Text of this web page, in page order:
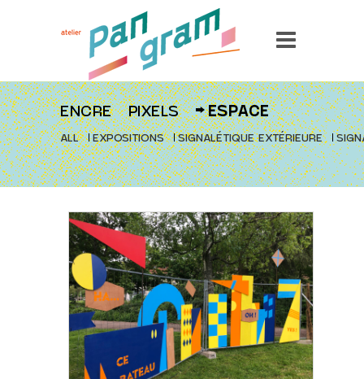
ENCRE PIXELS ESPACE
ALL EXPOSITIONS SIGNALÉTIQUE EXTÉRIEURE